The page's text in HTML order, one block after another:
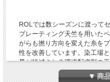
ROLでは数シーズンに渡って
プレーティング天竺を用いた
がらも撚り方向を変えた糸を
性を改善しています。染工場
量が軽減される環境配慮型の
ですが、繊維表面の保護膜や
▼ 商